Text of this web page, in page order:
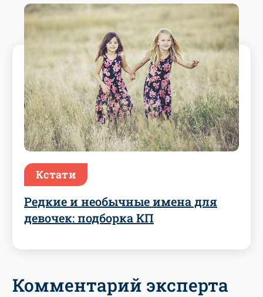
Кстати
Редкие и необычные имена для
девочек: подборка КП
Комментарий эксперта